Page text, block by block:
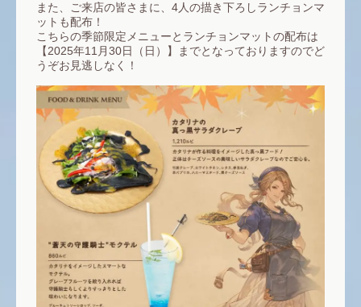
また、ご来店の皆さまに、4人の描き下ろしランチョンマ
ットも配布！
こちらの季節限定メニューとランチョンマットの配布は
【2025年11月30日（日）】までとなっておりますのでど
うぞお見逃しなく！